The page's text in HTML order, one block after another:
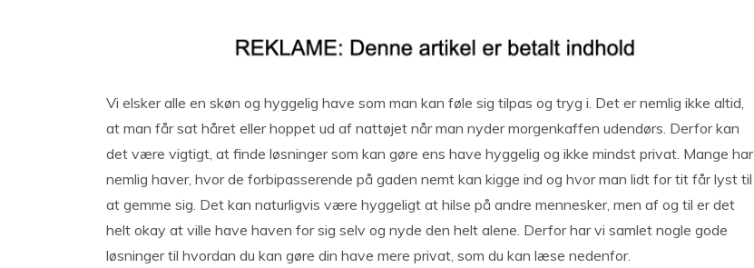
Vi elsker alle en skøn og hyggelig have som man kan føle sig tilpas og tryg i. Det er nemlig ikke altid,
at man får sat håret eller hoppet ud af nattøjet når man nyder morgenkaffen udendørs. Derfor kan
det være vigtigt, at finde løsninger som kan gøre ens have hyggelig og ikke mindst privat. Mange har
nemlig haver, hvor de forbipasserende på gaden nemt kan kigge ind og hvor man lidt for tit får lyst til
at gemme sig. Det kan naturligvis være hyggeligt at hilse på andre mennesker, men af og til er det
helt okay at ville have haven for sig selv og nyde den helt alene. Derfor har vi samlet nogle gode
løsninger til hvordan du kan gøre din have mere privat, som du kan læse nedenfor.